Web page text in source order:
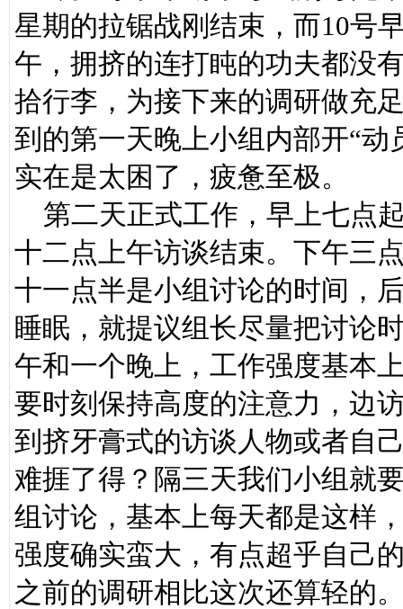
星期的拉锯战刚结束，而10号
午，拥挤的连打盹的功夫都没
拾行李，为接下来的调研做充
到的第一天晚上小组内部开“
实在是太困了，疲惫至极。
第二天正式工作，早上七点
十二点上午访谈结束。下午三
十一点半是小组讨论的时间，
睡眠，就提议组长尽量把讨论
午和一个晚上，工作强度基本
要时刻保持高度的注意力，边
到挤牙膏式的访谈人物或者自
难捱了得？隔三天我们小组就
组讨论，基本上每天都是这样
强度确实蛮大，有点超乎自己
之前的调研相比这次还算轻的